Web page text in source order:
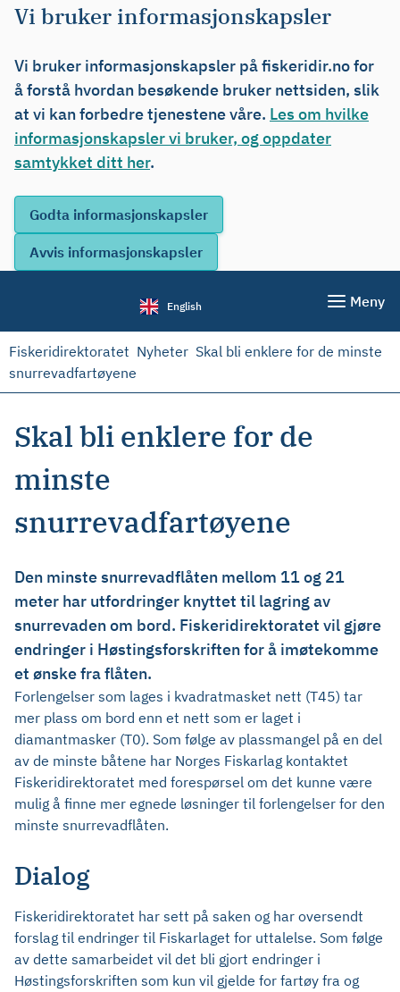
Vi bruker informasjonskapsler
Vi bruker informasjonskapsler på fiskeridir.no for
å forstå hvordan besøkende bruker nettsiden, slik
at vi kan forbedre tjenestene våre. Les om hvilke
informasjonskapsler vi bruker, og oppdater
samtykket ditt her.
English Meny
Fiskeridirektoratet Nyheter Skal bli enklere for de minste
snurrevadfartøyene
Skal bli enklere for de
minste
snurrevadfartøyene
Den minste snurrevadflåten mellom 11 og 21
meter har utfordringer knyttet til lagring av
snurrevaden om bord. Fiskeridirektoratet vil gjøre
endringer i Høstingsforskriften for å imøtekomme
et ønske fra flåten.
Forlengelser som lages i kvadratmasket nett (T45) tar
mer plass om bord enn et nett som er laget i
diamantmasker (T0). Som følge av plassmangel på en del
av de minste båtene har Norges Fiskarlag kontaktet
Fiskeridirektoratet med forespørsel om det kunne være
mulig å finne mer egnede løsninger til forlengelser for den
minste snurrevadflåten.
Dialog
Fiskeridirektoratet har sett på saken og har oversendt
forslag til endringer til Fiskarlaget for uttalelse. Som følge
av dette samarbeidet vil det bli gjort endringer i
Høstingsforskriften som kun vil gjelde for fartøy fra og